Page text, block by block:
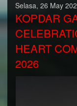
Selasa, 26 May
KOPDAR
HEART
2026